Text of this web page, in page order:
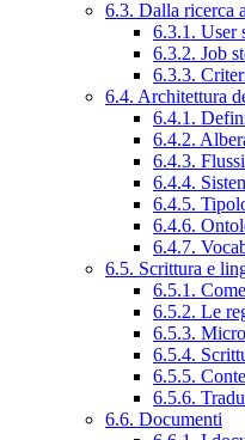
6.3. Dalla ricerca
6.3.1. User
6.3.2. Job
6.3.3.
6.4. Architettura
6.4.1.
6.4.2.
6.4.3.
6.4.4.
6.4.5.
6.4.6.
6.4.7.
6.5. Scrittura e
6.5.1.
6.5.2. Le
6.5.3.
6.5.4.
6.5.5.
6.5.6.
6.6. Documenti